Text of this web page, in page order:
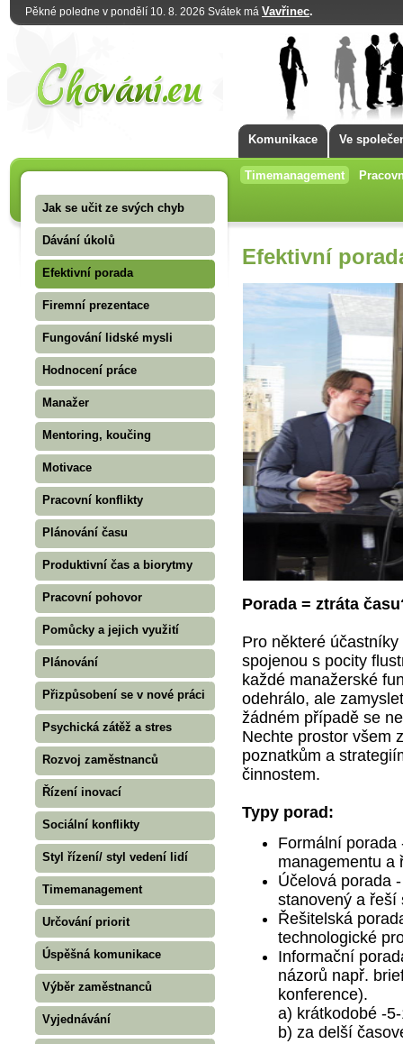
Pěkné poledne v pondělí 10. 8. 2026 Svátek má Vavřinec.
Komunikace Ve
Timemanagement
Jak se učit ze svých chyb
Dávání úkolů
Efektivní porada
Firemní prezentace
Fungování lidské mysli
Hodnocení práce
Manažer
Mentoring, koučing
Motivace
Pracovní konflikty
Plánování času
Produktivní čas a biorytmy
Pracovní pohovor
Pomůcky a jejich využití
Plánování
Přizpůsobení se v nové práci
Psychická zátěž a stres
Rozvoj zaměstnanců
Řízení inovací
Sociální konflikty
Styl řízení/ styl vedení lidí
Timemanagement
Určování priorit
Úspěšná komunikace
Výběr zaměstnanců
Vyjednávání
Efektivní
Porada = ztráta
Pro některé
spojenou s pocity
každé manažerské
odehrálo, ale
žádném případě se
Nechte prostor všem
poznatkům a
činnostem.
Typy porad:
Formální porada
managementu a
Účelová porada
stanovený a řeší
Řešitelská
technologické
Informační
názorů např.
konference).
a) krátkodobé -
b) za delší